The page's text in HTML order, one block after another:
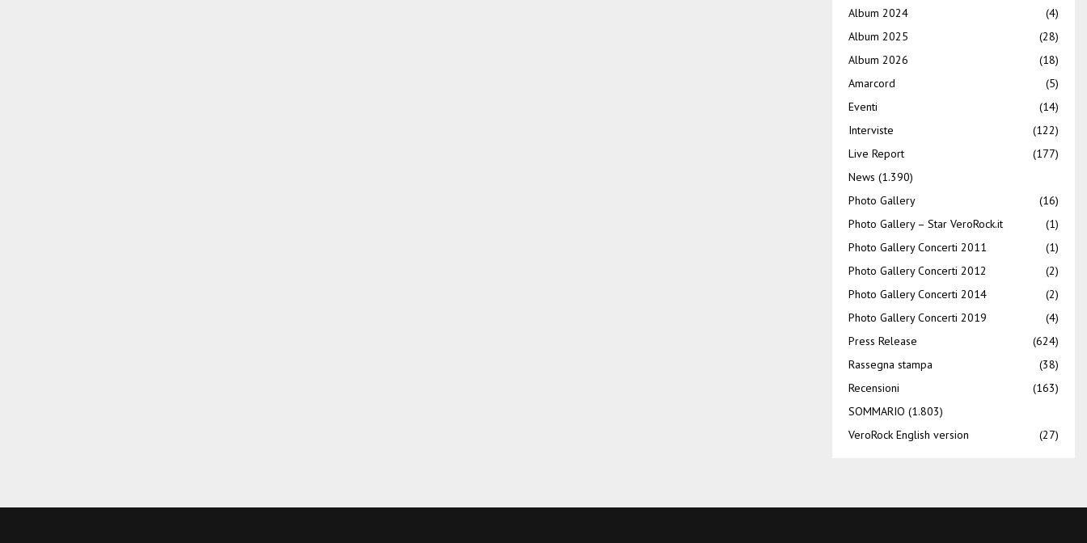
Album 2024
(4)
Album 2025
(28)
Album 2026
(18)
Amarcord
(5)
Eventi
(14)
Interviste
(122)
Live Report
(177)
News (1.390)
Photo Gallery
(16)
Photo Gallery – Star VeroRock.it
(1)
Photo Gallery Concerti 2011
(1)
Photo Gallery Concerti 2012
(2)
Photo Gallery Concerti 2014
(2)
Photo Gallery Concerti 2019
(4)
Press Release
(624)
Rassegna stampa
(38)
Recensioni
(163)
SOMMARIO (1.803)
VeroRock English version
(27)